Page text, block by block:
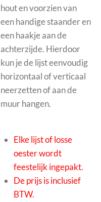
hout en voorzien van
een handige staander en
een haakje aan de
achterzijde. Hierdoor
kun je de lijst eenvoudig
horizontaal of verticaal
neerzetten of aan de
muur hangen.
Elke lijst of losse
oester wordt
feestelijk ingepakt.
De prijs is inclusief
BTW.